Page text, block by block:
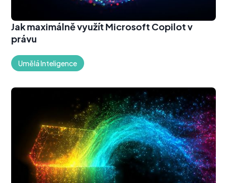
Jak maximálně využít Microsoft Copilot v
právu
Umělá Inteligence